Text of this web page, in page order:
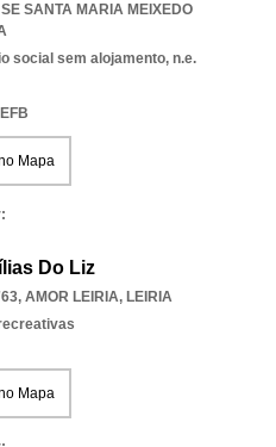
SANTA MARIA MEIXEDO
social sem alojamento, n.e.
Mapa
Do Liz
, AMOR LEIRIA, LEIRIA
Mapa